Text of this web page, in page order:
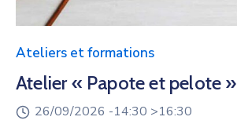
Ateliers et formations
Atelier « Papote et pelote »
26/09/2026 -14:30 >16:30